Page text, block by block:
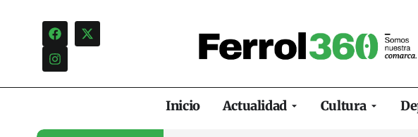
Inicio Actualidad Cultura